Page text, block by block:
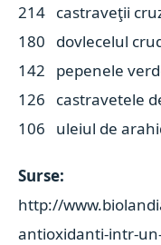
214 castraveţii
180 dovlecelul
142 pepenele
126 castravetele
106 uleiul de
Surse:
http://
antioxidanti-intr-